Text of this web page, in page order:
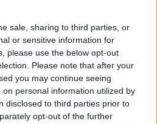
sale, sharing to third parties, or
or sensitive information for
please use the below opt-out
Please note that after your
you may continue seeing
personal information utilized by
disclosed to third parties prior to
opt-out of the further